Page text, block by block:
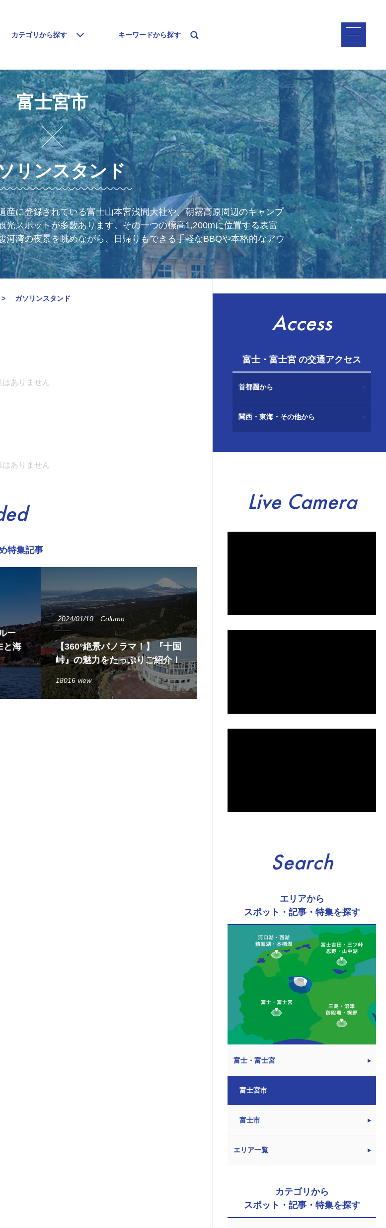
カテゴリから探す キーワードから探す
富士宮市
リンスタンド
産に登録されている富士山本宮浅間大社や、朝霧高原周辺のキャンプ
光スポットが多数あります。その一つの標高1,200mに位置する表富
湾の夜景を眺めながら、日帰りもできる手軽なBBQや本格的なアウ
ガソリンスタンド
はありません
はありません
特集記事
ー
と海
2024/01/10 Column
【360°絶景パノラマ！】『十国
峠』の魅力をたっぷりご紹介！
18016 view
Access
富士・富士宮 の交通アクセス
首都圏から
関西・東海・その他から
Live Camera
Search
エリアから
スポット・記事・特集を探す
富士・富士宮
富士宮市
富士市
エリア一覧
カテゴリから
スポット・記事・特集を探す